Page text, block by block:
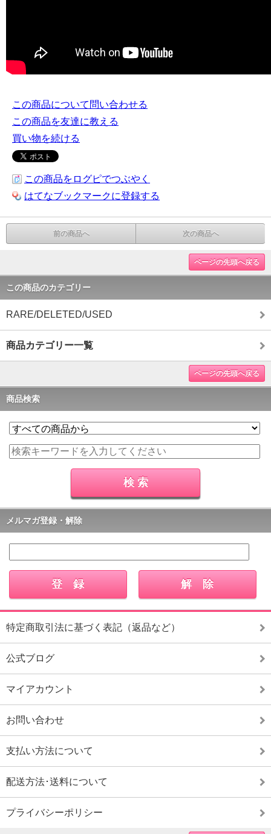
この商品について問い合わせる
この商品を友達に教える
買い物を続ける
この商品をログピでつぶやく
はてなブックマークに登録する
前の商品へ 次の商品へ
ページの先頭へ戻る
この商品のカテゴリー
RARE/DELETED/USED
商品カテゴリー一覧
ページの先頭へ戻る
商品検索
メルマガ登録・解除
特定商取引法に基づく表記（返品など）
公式ブログ
マイアカウント
お問い合わせ
支払い方法について
配送方法･送料について
プライバシーポリシー